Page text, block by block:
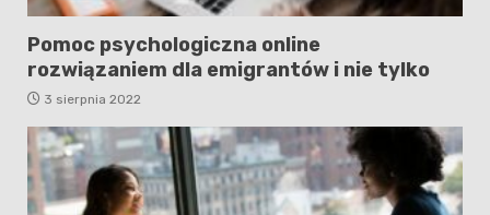
Pomoc psychologiczna online
rozwiązaniem dla emigrantów i nie tylko
3 sierpnia 2022